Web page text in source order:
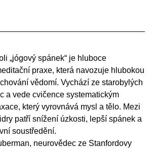
„jógový spánek“ je hluboce
praxe, která navozuje hlubokou
vědomí. Vychází ze starobylých
a vede cvičence systematickým
který vyrovnává mysl a tělo. Mezi
patří snížení úzkosti, lepší spánek a
soustředění.
neurovědec ze Stanfordovy